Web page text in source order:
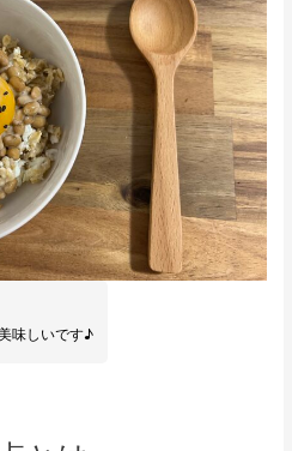
味しいです♪